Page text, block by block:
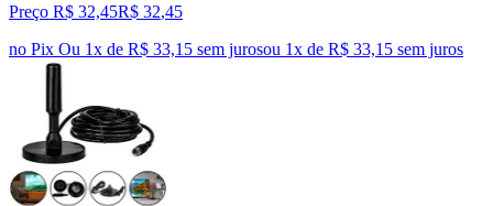
Preço R$ 32,45R$ 32,45
no Pix Ou 1x de R$ 33,15 sem jurosou 1x de R$ 33,15 sem juros